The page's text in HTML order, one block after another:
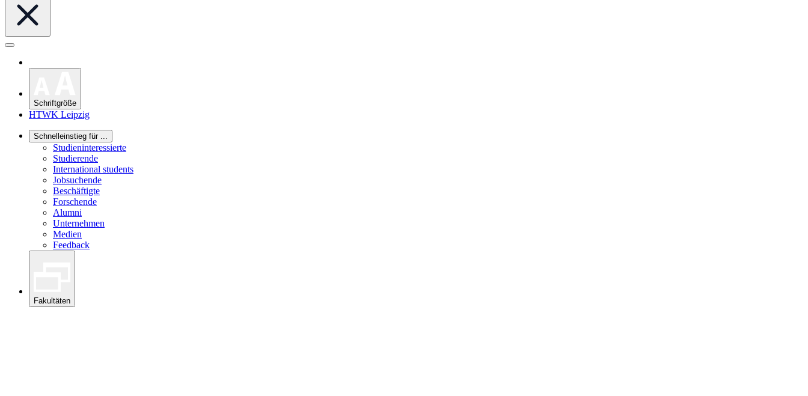
Schriftgröße
HTWK Leipzig
Schnelleinstieg für ...
Studieninteressierte
Studierende
International students
Jobsuchende
Beschäftigte
Forschende
Alumni
Unternehmen
Medien
Feedback
Fakultäten